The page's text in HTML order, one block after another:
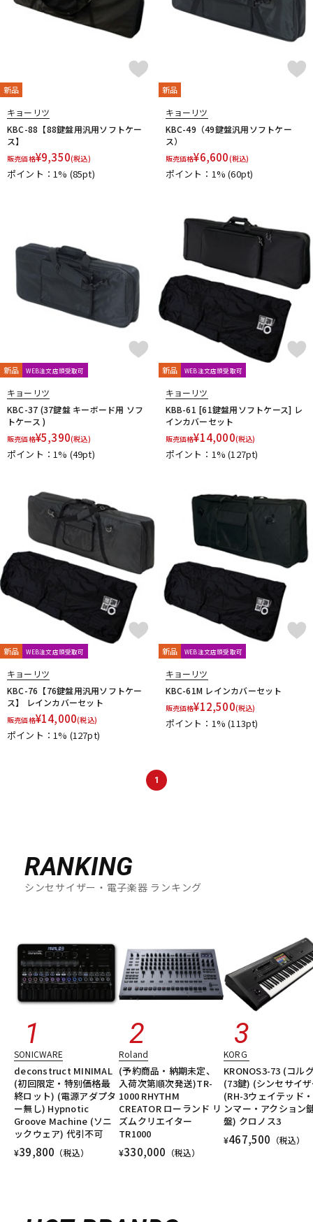
新品
キョーリツ
KBC-88【88鍵盤用汎用ソフトケー
ス】
販売価格¥9,350(税込)
ポイント：1% (85pt)
新品
キョーリツ
KBC-49（49鍵盤汎用ソフトケー
ス）
販売価格¥6,600(税込)
ポイント：1%(60pt)
新品 WEB注文店頭受取可
キョーリツ
KBC-37 (37鍵盤 キーボード用 ソフ
トケース )
販売価格¥5,390(税込)
ポイント：1% (49pt)
新品 WEB注文店頭受取可
キョーリツ
KBB-61 [61鍵盤用ソフトケース] レ
インカバーセット
販売価格¥14,000(税込)
ポイント：1%(127pt)
新品 WEB注文店頭受取可
キョーリツ
KBC-76【76鍵盤用汎用ソフトケー
ス】 レインカバーセット
販売価格¥14,000(税込)
ポイント：1% (127pt)
新品 WEB注文店頭受取可
キョーリツ
KBC-61M レインカバーセット
販売価格¥12,500(税込)
ポイント：1%(113pt)
1
RANKING
シンセサイザー・電子楽器 ランキング
SONICWARE
deconstruct MINIMAL
(初回限定・特別価格最
終ロット) (電源アダプタ
ー無し) Hypnotic
Groove Machine (ソニ
ックウェア) 代引不可
¥39,800 （税込）
Roland
(予約商品・納期未定、
入荷次第順次発送)TR-
1000 RHYTHM
CREATOR ローランド リ
ズムクリエイター
TR1000
¥330,000 （税込）
KORG
KRONOS3-73 (コル
(73鍵) (シンセサイ
(RH-3ウェイテッド
ンマー・アクション
盤) クロノス3
¥467,500 （税込）